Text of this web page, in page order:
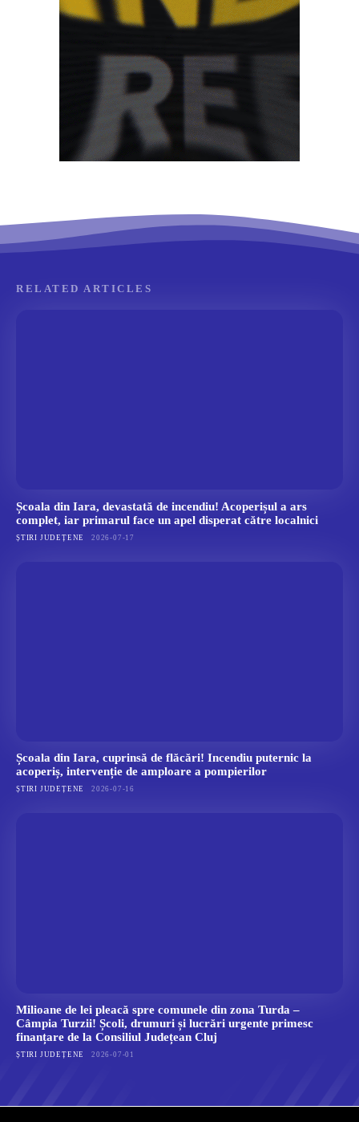
RELATED ARTICLES
Școala din Iara, devastată de incendiu! Acoperișul a ars
complet, iar primarul face un apel disperat către localnici
ȘTIRI JUDEȚENE 2026-07-17
Școala din Iara, cuprinsă de flăcări! Incendiu puternic la
acoperiș, intervenție de amploare a pompierilor
ȘTIRI JUDEȚENE 2026-07-16
Milioane de lei pleacă spre comunele din zona Turda –
Câmpia Turzii! Școli, drumuri și lucrări urgente primesc
finanțare de la Consiliul Județean Cluj
ȘTIRI JUDEȚENE 2026-07-01